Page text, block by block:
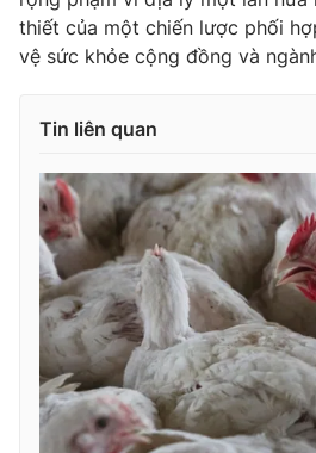
thiết của một chiến lược phối
vệ sức khỏe cộng đồng và
Tin liên quan